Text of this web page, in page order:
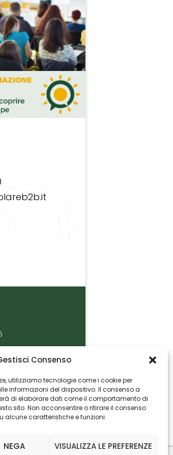
Consenso
utilizziamo tecnologie come i cookie per
informazioni del dispositivo. Il consenso a
di elaborare dati come il comportamento di
sito. Non acconsentire o ritirare il consenso
alcune caratteristiche e funzioni.
NEGA VISUALIZZA LE PREFERENZE